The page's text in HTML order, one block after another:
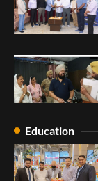
1
2
3
Education